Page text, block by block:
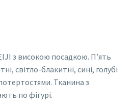
з високою посадкою. П’ять
світло-блакитні, сині, голубі
Тканина з
по фігурі.